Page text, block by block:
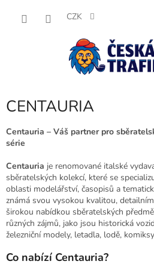
CZK
CENTAURIA
Centauria – Váš partner pro
série
Centauria je renomované italské
sběratelských kolekcí, které se
oblasti modelářství, časopisů a
známá svou vysokou kvalitou,
širokou nabídkou sběratelských
různých zájmů, jako jsou historická
železniční modely, letadla, lodě,
Co nabízí Centauria?